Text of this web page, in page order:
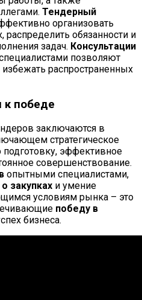
Тендерный
организовать
распределить обязанности и
задач. Консультации
позволяют
распространенных
к победе
заключаются в
стратегическое
эффективное
совершенствование.
опытными специалистами,
закупках и умение
условиям рынка – это
победу в
бизнеса.